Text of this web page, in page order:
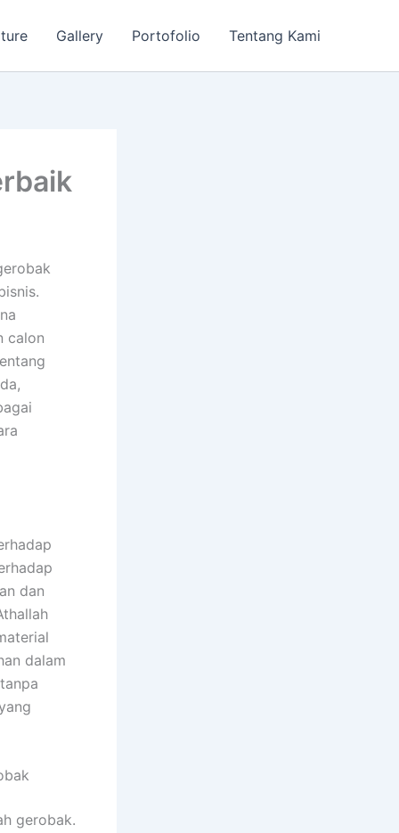
Gallery Portofolio Tentang Kami
calon
dan
dalam
gerobak.